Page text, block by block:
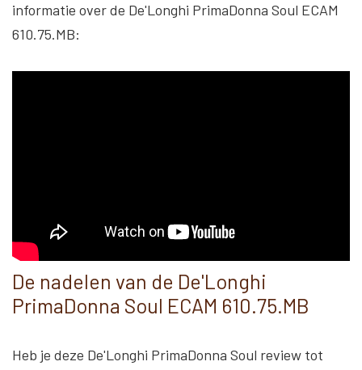
informatie over de De'Longhi PrimaDonna Soul ECAM
610.75.MB:
De nadelen van de De'Longhi
PrimaDonna Soul ECAM 610.75.MB
Heb je deze De'Longhi PrimaDonna Soul review tot